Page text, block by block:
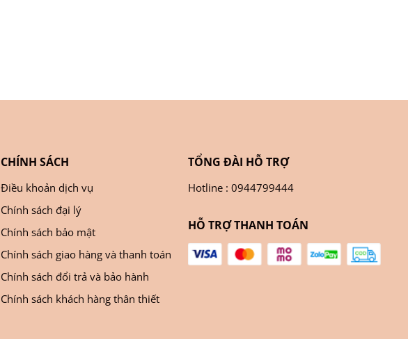
CHÍNH SÁCH
Điều khoản dịch vụ
Chính sách đại lý
Chính sách bảo mật
Chính sách giao hàng và thanh toán
Chính sách đổi trả và bảo hành
Chính sách khách hàng thân thiết
TỔNG ĐÀI HỖ TRỢ
Hotline : 0944799444
HỖ TRỢ THANH TOÁN